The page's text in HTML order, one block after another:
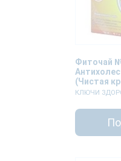
Фиточай
(Чистая
фильтр-
КЛЮЧИ